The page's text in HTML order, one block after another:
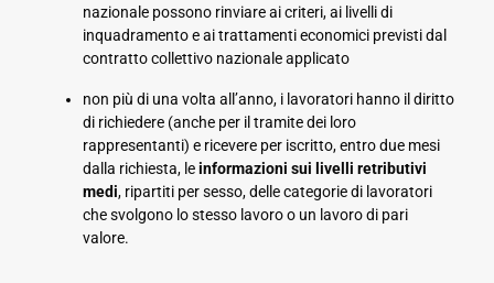
nazionale possono rinviare ai criteri, ai livelli di
inquadramento e ai trattamenti economici previsti dal
contratto collettivo nazionale applicato
non più di una volta all’anno, i lavoratori hanno il diritto
di richiedere (anche per il tramite dei loro
rappresentanti) e ricevere per iscritto, entro due mesi
dalla richiesta, leinformazioni sui livelli retributivi
medi, ripartiti per sesso, delle categorie di lavoratori
che svolgono lo stesso lavoro o un lavoro di pari
valore.